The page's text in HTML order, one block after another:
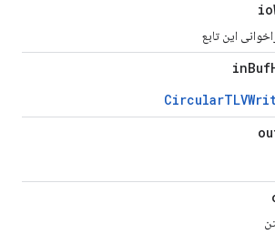
این تابع
Buf